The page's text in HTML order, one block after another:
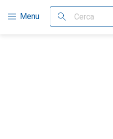
Categoria Navigazione
Menu Cerca